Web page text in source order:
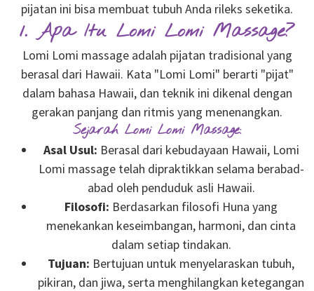
pijatan ini bisa membuat tubuh Anda rileks seketika.
1. Apa Itu Lomi Lomi Massage?
Lomi Lomi massage adalah pijatan tradisional yang
berasal dari Hawaii. Kata "Lomi Lomi" berarti "pijat"
dalam bahasa Hawaii, dan teknik ini dikenal dengan
gerakan panjang dan ritmis yang menenangkan.
Sejarah Lomi Lomi Massage:
Asal Usul: Berasal dari kebudayaan Hawaii, Lomi
Lomi massage telah dipraktikkan selama berabad-
abad oleh penduduk asli Hawaii.
Filosofi: Berdasarkan filosofi Huna yang
menekankan keseimbangan, harmoni, dan cinta
dalam setiap tindakan.
Tujuan: Bertujuan untuk menyelaraskan tubuh,
pikiran, dan jiwa, serta menghilangkan ketegangan